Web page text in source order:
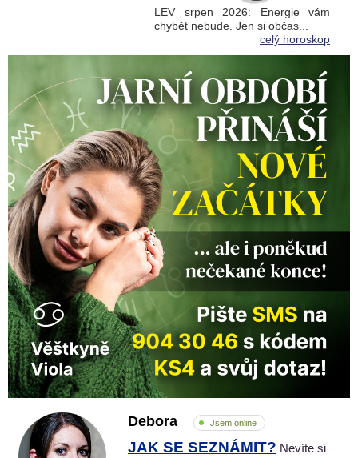
LEV srpen 2026: Energie vám
chybět nebude. Jen si občas...
celý horoskop
Debora Jsem online
JAK SE SEZNÁMIT? Nevíte si